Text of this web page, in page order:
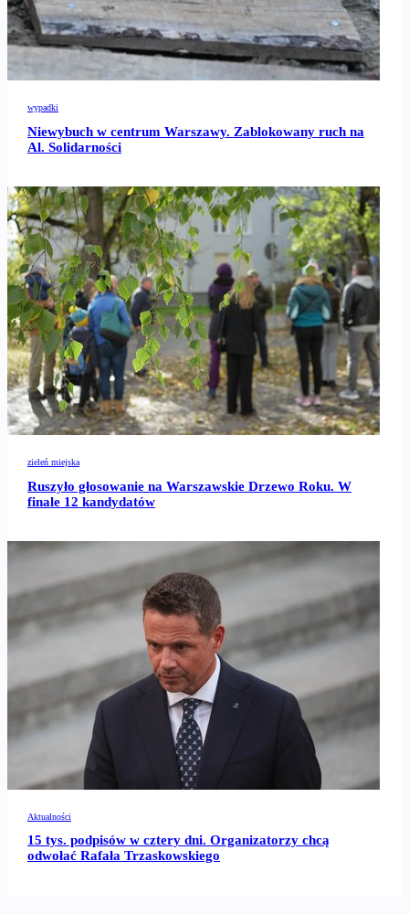
wypadki
Niewybuch w centrum Warszawy. Zablokowany ruch na
Al. Solidarności
zieleń miejska
Ruszyło głosowanie na Warszawskie Drzewo Roku. W
finale 12 kandydatów
Aktualności
15 tys. podpisów w cztery dni. Organizatorzy chcą
odwołać Rafała Trzaskowskiego